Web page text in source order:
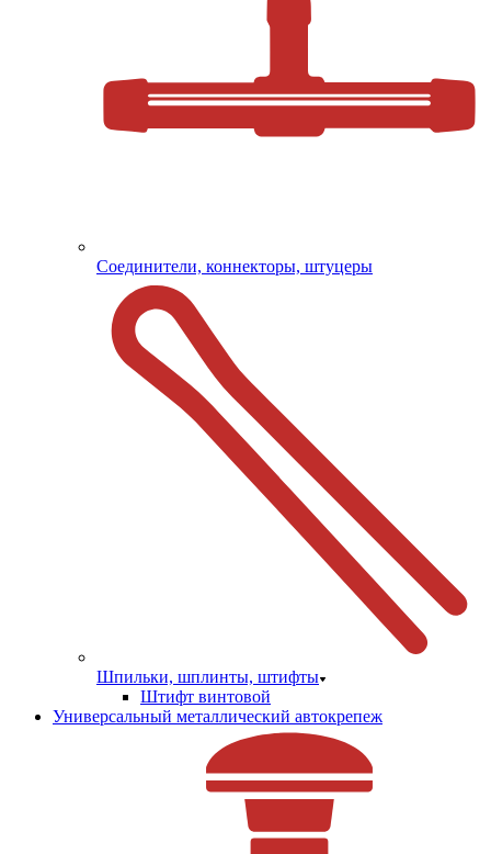
Соединители, коннекторы, штуцеры
Шпильки, шплинты, штифты
Штифт винтовой
Универсальный металлический автокрепеж